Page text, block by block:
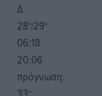
Δ
28°/29°
06:18
20:06
πρόγνωση: